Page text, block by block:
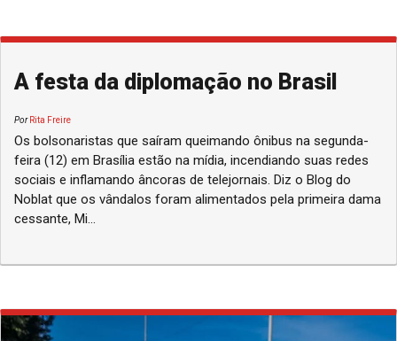
A festa da diplomação no Brasil
PorRita Freire
Os bolsonaristas que saíram queimando ônibus na segunda-
feira (12) em Brasília estão na mídia, incendiando suas redes
sociais e inflamando âncoras de telejornais. Diz o Blog do
Noblat que os vândalos foram alimentados pela primeira dama
cessante, Mi...